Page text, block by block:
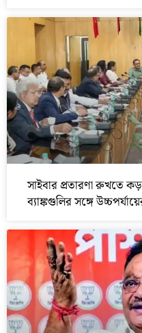
সাইবার প্রতারণা রুখতে
ব্যাঙ্কগুলির সঙ্গে